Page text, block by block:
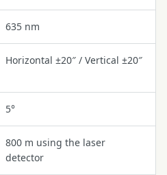
635 nm
Horizontal ±20″ / Vertical ±20″
5°
800 m using the laser
detector